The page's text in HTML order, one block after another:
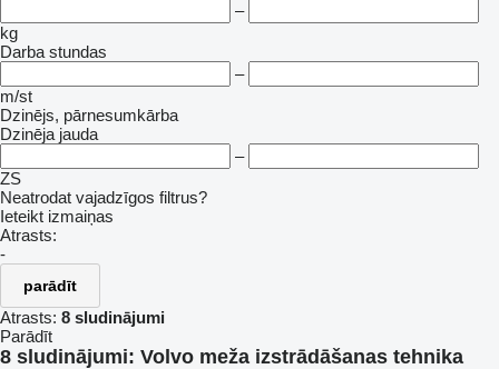
–
kg
Darba stundas
–
m/st
Dzinējs, pārnesumkārba
Dzinēja jauda
–
ZS
Neatrodat vajadzīgos filtrus?
Ieteikt izmaiņas
Atrasts:
-
parādīt
Atrasts: 8 sludinājumi
Parādīt
8 sludinājumi: Volvo meža izstrādāšanas tehnika